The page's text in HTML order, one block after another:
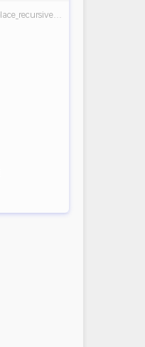
一、array_replace_recursive 函数概述